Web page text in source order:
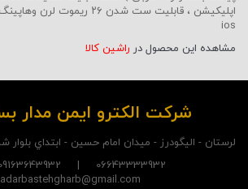
اپلیکیشن ، قابلیت ست شدن ۲۶
ios
مشاهده این محصول در راشین کالا
شرکت الکترو ايمن مدار
لرستان - اليگودرز - ميدان امام حسين - ابتداي